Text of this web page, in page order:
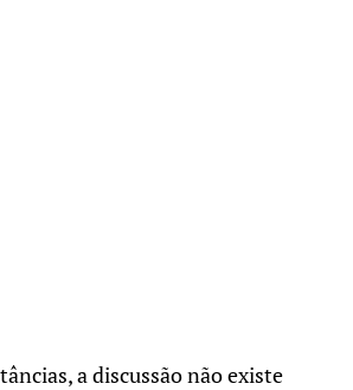
a discussão não existe